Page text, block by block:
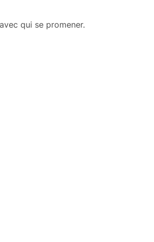
qui se promener.